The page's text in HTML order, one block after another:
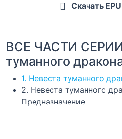
Скачать
ВСЕ ЧАСТИ СЕРИИ
туманного
1. Невеста туманного
2. Невеста туманного
Предназначение